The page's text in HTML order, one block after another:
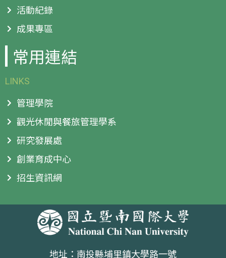
活動紀錄
成果專區
常用連結
LINKS
管理學院
觀光休閒與餐旅管理學系
研究發展處
創業育成中心
招生資訊網
地址：南投縣埔里鎮大學路一號